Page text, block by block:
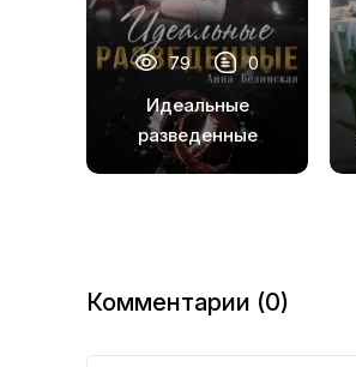
79 0
Идеальные
разведенные
Комментарии (0)